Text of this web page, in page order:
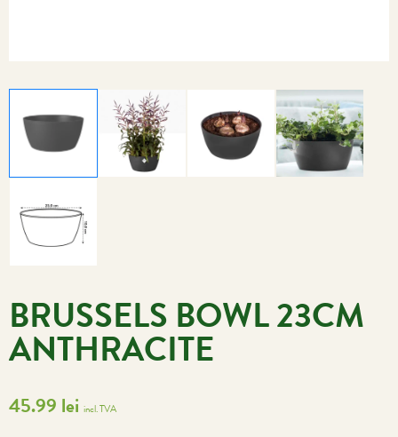
BRUSSELS BOWL 23CM
ANTHRACITE
45.99 lei incl. TVA